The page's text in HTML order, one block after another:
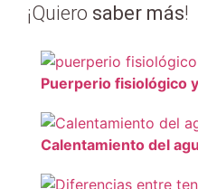
¡Quiero saber más!
Puerperio fisiológico
Calentamiento del